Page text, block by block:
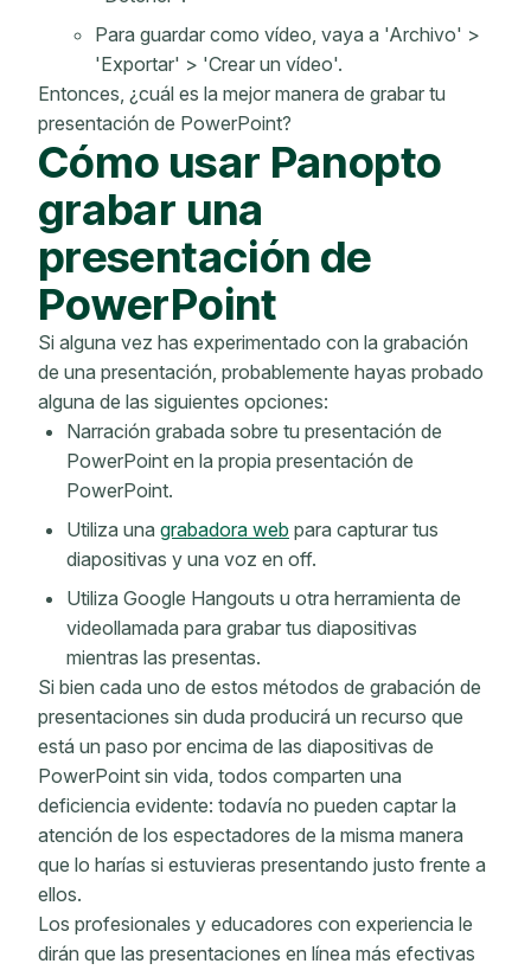
Para guardar como vídeo, vaya a 'Archivo' >
'Exportar' > 'Crear un vídeo'.
Entonces, ¿cuál es la mejor manera de grabar tu
presentación de PowerPoint?
Cómo usar Panopto
grabar una
presentación de
PowerPoint
Si alguna vez has experimentado con la grabación
de una presentación, probablemente hayas probado
alguna de las siguientes opciones:
Narración grabada sobre tu presentación de
PowerPoint en la propia presentación de
PowerPoint.
Utiliza una grabadora web para capturar tus
diapositivas y una voz en off.
Utiliza Google Hangouts u otra herramienta de
videollamada para grabar tus diapositivas
mientras las presentas.
Si bien cada uno de estos métodos de grabación de
presentaciones sin duda producirá un recurso que
está un paso por encima de las diapositivas de
PowerPoint sin vida, todos comparten una
deficiencia evidente: todavía no pueden captar la
atención de los espectadores de la misma manera
que lo harías si estuvieras presentando justo frente a
ellos.
Los profesionales y educadores con experiencia le
dirán que las presentaciones en línea más efectivas